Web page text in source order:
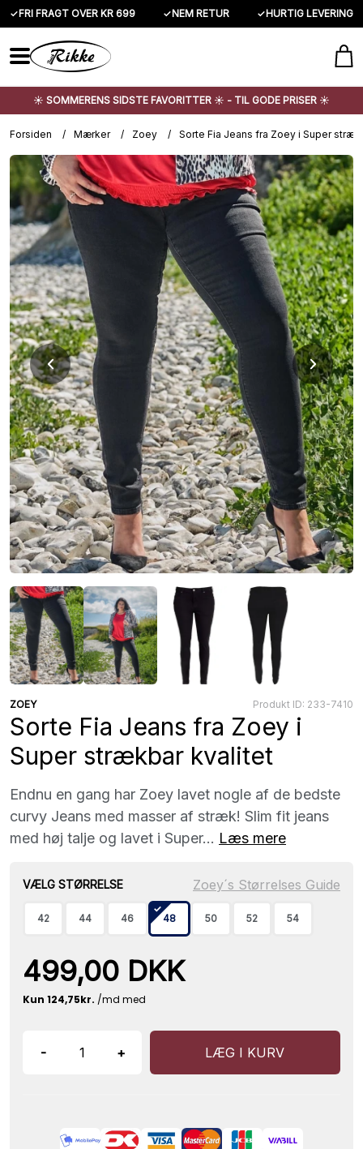
✓FRI FRAGT OVER KR 699 ✓NEM RETUR ✓HURTIG LEVERING
☀️ SOMMERENS SIDSTE FAVORITTER ☀️ - TIL GODE PRISER ☀️
Forsiden / Mærker / Zoey / Sorte Fia Jeans fra Zoey i Super
ZOEY Produkt ID: 233-7410
Sorte Fia Jeans fra Zoey i
Super strækbar kvalitet
Endnu en gang har Zoey lavet nogle af de bedste
curvy Jeans med masser af stræk! Slim fit jeans
med høj talje og lavet i Super... Læs mere
VÆLG STØRRELSE Zoey´s Størrelses Guide
42 44 46 48 50 52 54
499,00 DKK
- + LÆG I KURV